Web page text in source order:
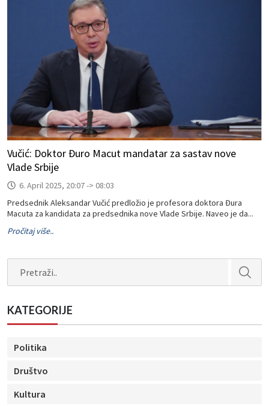
Vučić: Doktor Đuro Macut mandatar za sastav nove
Vlade Srbije
6. April 2025, 20:07 -> 08:03
Predsednik Aleksandar Vučić predložio je profesora doktora Đura
Macuta za kandidata za predsednika nove Vlade Srbije. Naveo je da...
Pročitaj više..
KATEGORIJE
Politika
Društvo
Kultura